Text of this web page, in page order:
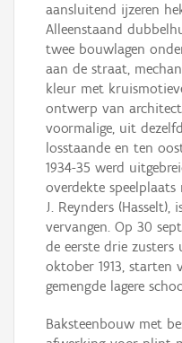
aansluitend ijzeren
Alleenstaand
twee bouwlagen
aan de straat,
kleur met
ontwerp van architect
voormalige, uit
losstaande en ten
1934-35 werd
overdekte
J. Reynders
vervangen. Op 30
de eerste drie zusters
oktober 1913, starten
gemengde lagere
Baksteenbouw met